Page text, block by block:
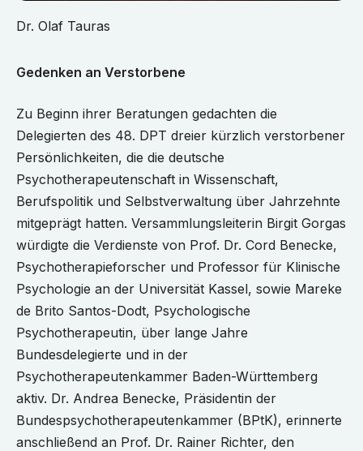
Dr. Olaf Tauras
Gedenken an Verstorbene
Zu Beginn ihrer Beratungen gedachten die
Delegierten des 48. DPT dreier kürzlich verstorbener
Persönlichkeiten, die die deutsche
Psychotherapeutenschaft in Wissenschaft,
Berufspolitik und Selbstverwaltung über Jahrzehnte
mitgeprägt hatten. Versammlungsleiterin Birgit Gorgas
würdigte die Verdienste von Prof. Dr. Cord Benecke,
Psychotherapieforscher und Professor für Klinische
Psychologie an der Universität Kassel, sowie Mareke
de Brito Santos-Dodt, Psychologische
Psychotherapeutin, über lange Jahre
Bundesdelegierte und in der
Psychotherapeutenkammer Baden-Württemberg
aktiv. Dr. Andrea Benecke, Präsidentin der
Bundespsychotherapeutenkammer (BPtK), erinnerte
anschließend an Prof. Dr. Rainer Richter, den